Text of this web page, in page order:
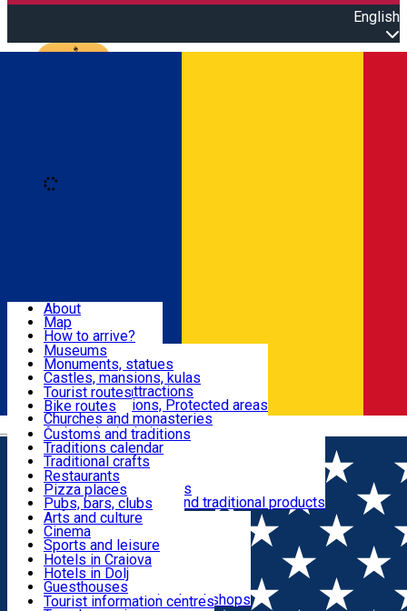
English
Română
Attractions
Routes
Customs, Traditions
Food & Drinks
Leisure & Fun
Accommodation
Useful
About
Map
How to arrive?
Recommendations
Tourist attractions
News
Museums
Monuments, statues
Castles, mansions, kulas
Architectural attractions
Natural attractions, Protected areas
Churches and monasteries
Archaeological sites
Parks and gardens
Tourist routes
Bike routes
Customs and traditions
Traditions calendar
Traditional crafts
Traditional cuisine
Wineries and vineyards
Local manufacturers and traditional products
Restaurants
Pizza places
Pubs, bars, clubs
Cafes and teahouses
Sweets and ice cream
Fast-food
Arts and culture
Cinema
Sports and leisure
Horse riding
Swimming pools
Zoo
Shopping, souvenirs, bookshops
Hotels in Craiova
Hotels in Dolj
Guesthouses
Villas
Tourist information centres